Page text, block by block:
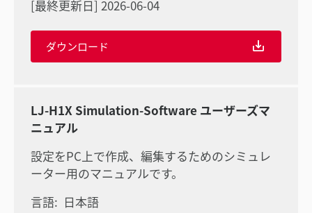
[最終更新日] 2026-06-04
ダウンロード
LJ-H1X Simulation-Software ユーザーズマ
ニュアル
設定をPC上で作成、編集するためのシミュレ
ーター用のマニュアルです。
言語: 日本語